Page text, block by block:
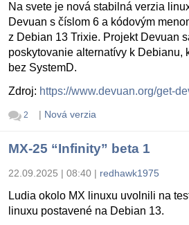
Na svete je nová stabilná verzia
Devuan s číslom 6 a kódovým
z Debian 13 Trixie. Projekt Devuan
poskytovanie alternatívy k Debianu,
bez SystemD.
Zdroj: https://www.devuan.org/get-
2 | Nová verzia
MX-25 “Infinity” beta 1
22.09.2025 | 08:40 | redhawk1975
Ludia okolo MX linuxu uvolnili na
linuxu postavené na Debian 13.